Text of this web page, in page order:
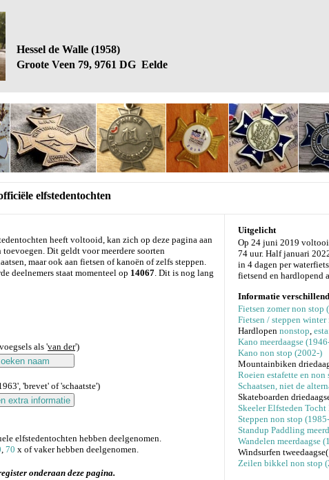
Hessel de Walle (1958)
Groote Veen 79, 9761 DG Eelde
elfstedentochten
heeft voltooid, kan zich op deze pagina aan
Dit geldt voor meerdere soorten
maar ook aan fietsen of kanoën of zelfs steppen.
deelnemers staat momenteel op 14067. Dit is nog lang
als 'van der')
'brevet' of 'schaatste')
elfstedentochten hebben deelgenomen.
, 70 x of vaker hebben deelgenomen.
onderaan deze pagina.
Uitgelicht
Op 24 juni 2019
74 uur. Half januari
in 4 dagen per
fietsend en hardlopend
Informatie
Fietsen zomer non stop
Fietsen / steppen
Hardlopen nonstop,
Kano meerdaagse
Kano non stop (2002-)
Mountainbiken
Roeien estafette en non
Schaatsen, niet de
Skateboarden
Skeeler Elfsteden
Steppen non stop
Standup Paddling
Wandelen meerdaagse
Windsurfen
Zeilen bikkel non stop